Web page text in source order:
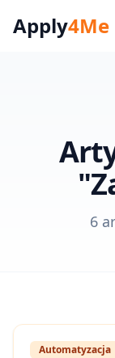
Apply4Me
6
Automatyzacja